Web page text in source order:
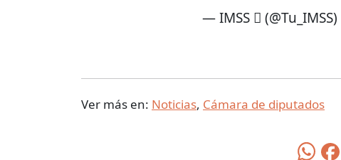
— IMSS  (@Tu_IMSS)
Ver más en: Noticias, Cámara de diputados